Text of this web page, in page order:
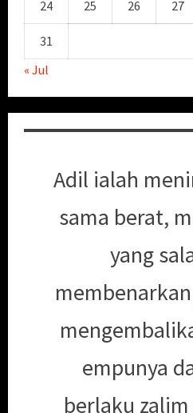
24 25 26 27
31
« Jul
Adil ialah
sama berat,
yang
empunya
berlaku